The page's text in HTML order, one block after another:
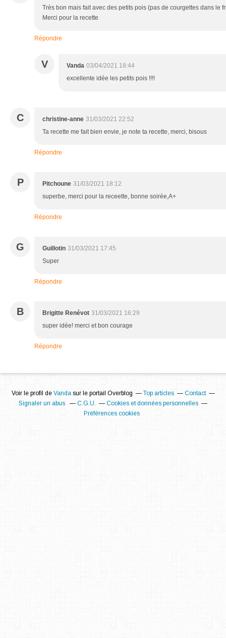
Très bon mais fait avec des petits pois (pas de courgettes dans le
Merci pour la recette
Répondre
V Vanda 03/04/2021 18:44
excellente idée les petits pois !!!!
C christine-anne 31/03/2021 22:52
Ta recette me fait bien envie, je note ta recette, merci, bisous
Répondre
P Pitchoune 31/03/2021 18:12
superbe, merci pour la receette, bonne soirée,A+
Répondre
G Guillotin 31/03/2021 17:45
Super
Répondre
B Brigitte Renévot 31/03/2021 16:29
super idée! merci et bon courage
Répondre
Voir le profil de Vandasur le portail Overblog Top articles
Contact
Signaler un abus
C.G.U.
Cookies et données personnelles
Préférences cookies